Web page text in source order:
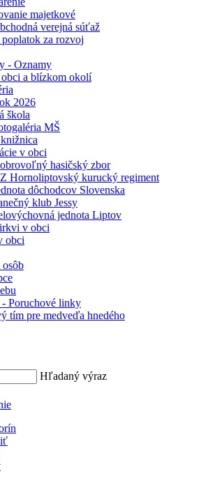
majetkové
verejná súťaž
za rozvoj
- Oznamy
a blízkom okolí
2026
škola
MŠ
v obci
hasičský zbor
Hornoliptovský kurucký regiment
dôchodcov Slovenska
klub Jessy
jednota Liptov
v obci
obci
osôb
Poruchové linky
tím pre medveďa hnedého
Hľadaný výraz